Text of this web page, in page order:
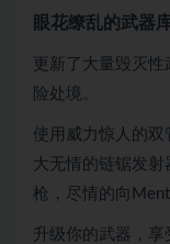
眼花缭乱的武器
更新了大量毁灭
险处境。
使用威力惊人的双
大无情的链锯发
枪，尽情的向
升级你的武器，